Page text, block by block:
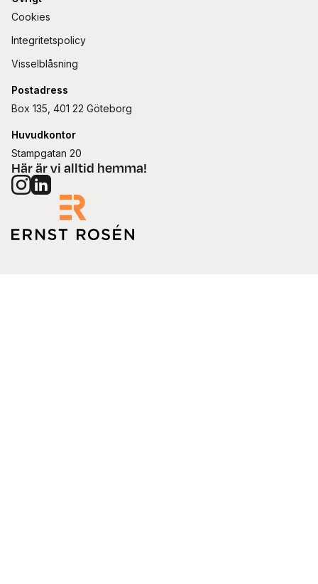
Här är vi alltid hemma!
Cookies
Integritetspolicy
Visselblåsning
Postadress
Box 135, 401 22 Göteborg
Huvudkontor
Stampgatan 20